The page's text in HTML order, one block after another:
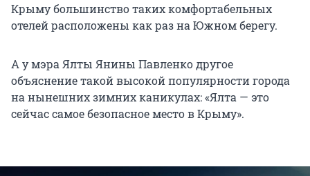
Крыму большинство таких комфортабельных
отелей расположены как раз на Южном берегу.
А у мэра Ялты Янины Павленко другое
объяснение такой высокой популярности города
на нынешних зимних каникулах: «Ялта — это
сейчас самое безопасное место в Крыму».